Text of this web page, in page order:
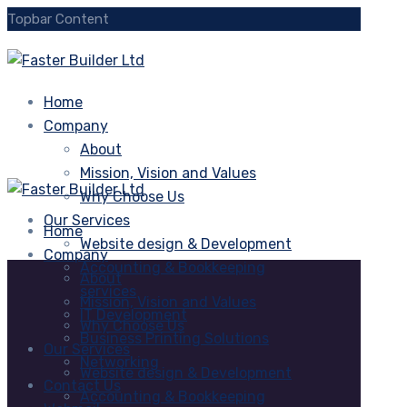
Topbar Content
Home
Company
About
Mission, Vision and Values
Why Choose Us
Our Services
Website design & Development
Accounting & Bookkeeping
services
IT Development
Business Printing Solutions
Networking
Contact Us
Home
Company
About
Mission, Vision and Values
Why Choose Us
Our Services
Website design & Development
Accounting & Bookkeeping